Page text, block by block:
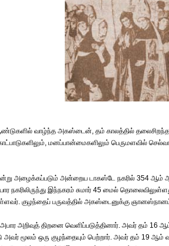
ஆண்டுகளில் வாழ்ந்த அகஸ்டைன், தம் காலத்தில்
மனப்பான்மைகளிலும் பெருமளவில்
அழைக்கப்படும் அன்றைய டாகஸ்டே நகரில் 354 ஆம்
இந்நகரம் சுமார் 45 மைல்
குழந்தைப் பருவத்தில் அகஸ்டைனுக்கு
அறிவுத் திறனை வெளிப்படுத்தினார். அவர் தம் 16
மூலம் ஒரு குழந்தையும் பெற்றார். அவர் தம் 19 ஆம்